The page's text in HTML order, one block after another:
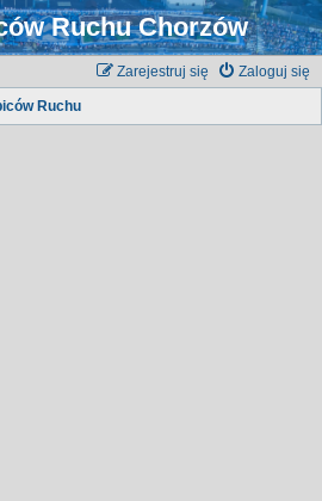
Ruchu Chorzów
Zaloguj się
Zarejestruj się
Ruchu